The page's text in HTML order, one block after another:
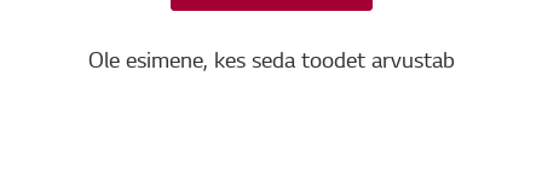
Ole esimene, kes seda toodet arvustab